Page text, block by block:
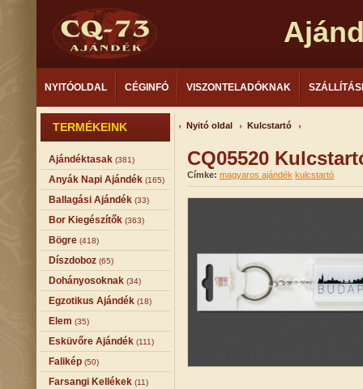
NYITÓOLDAL CÉGINFÓ VISZONTELADÓKNAK
TERMÉKEINK
Ajándéktasak (381)
Anyák Napi Ajándék (165)
Ballagási Ajándék (33)
Bor Kiegészítők (363)
Bögre (418)
Díszdoboz (65)
Dohányosoknak (34)
Egzotikus Ajándék (18)
Elem (35)
Esküvőre Ajándék (111)
Falikép (50)
Farsangi Kellékek (11)
Nyitó oldal Kulcstartó
CQ05520
Címke: magyaros ajándék kulcstartó